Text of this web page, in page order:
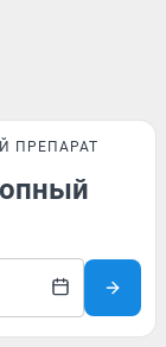
ПРЕПАРАТ